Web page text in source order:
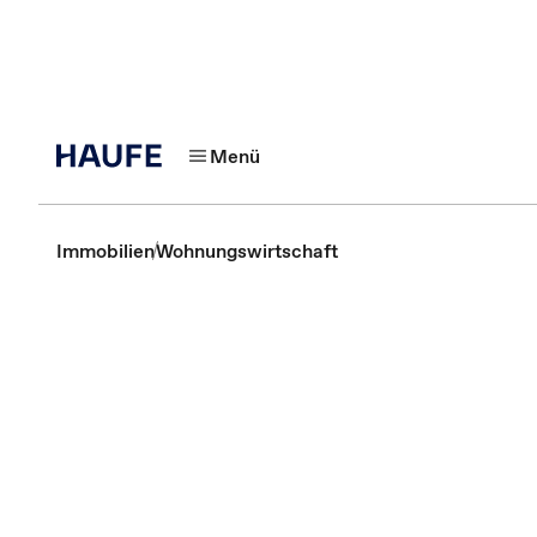
Menü
ImmobilienWohnungswirtschaft